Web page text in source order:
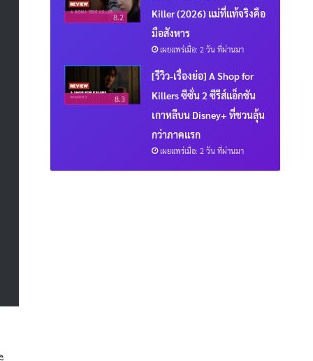
8.2
Killer (2026) แม่ที่แท้จริงคือ
มือสังหาร
เผยแพร่เมื่อ: 2 วัน ที่ผ่านมา
8.3
[รีวิว-เรื่องย่อ] A Shop for
Killers ซีซั่น 2 ซีรีส์แอ็กชัน
เกาหลีบน Disney+ ที่ชวนลุ้น
กว่าภาคแรก
เผยแพร่เมื่อ: 2 วัน ที่ผ่านมา